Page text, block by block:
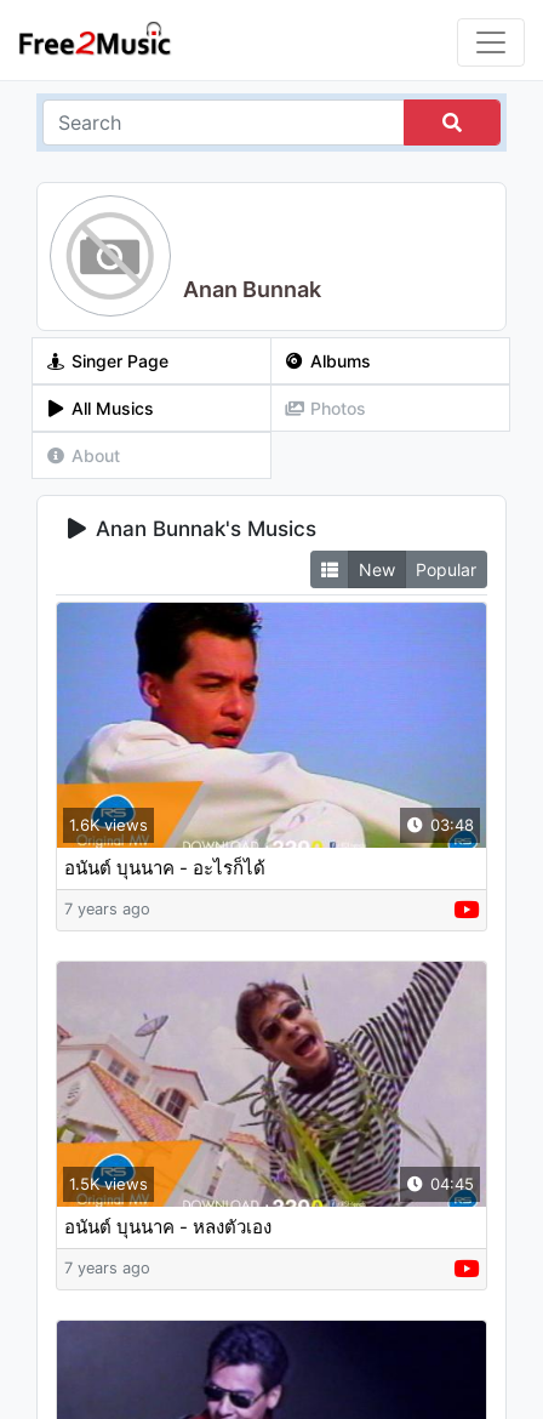
Anan Bunnak
Singer Page Albums
All Musics Photos
About
Anan Bunnak's Musics
New Popular
03:48
1.6K views
อนันต์ บุนนาค - อะไรก็ได้
7 years ago
04:45
1.5K views
อนันต์ บุนนาค - หลงตัวเอง
7 years ago